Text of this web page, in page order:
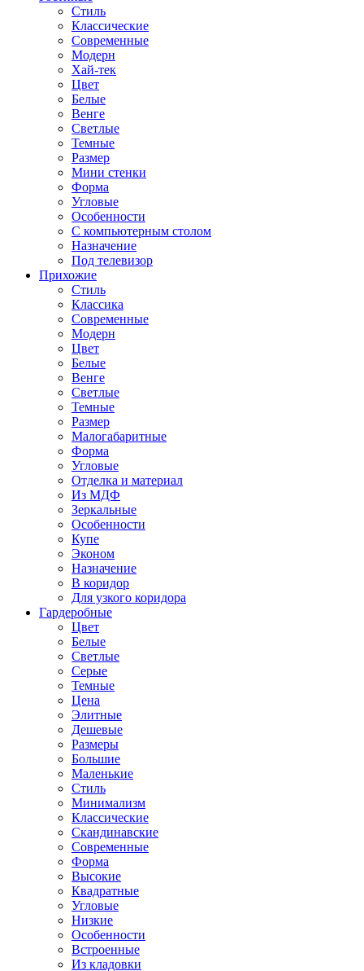
Стиль
Классические
Современные
Модерн
Хай-тек
Цвет
Белые
Венге
Светлые
Темные
Размер
Мини стенки
Форма
Угловые
Особенности
С компьютерным столом
Назначение
Под телевизор
Прихожие
Стиль
Классика
Современные
Модерн
Цвет
Белые
Венге
Светлые
Темные
Размер
Малогабаритные
Форма
Угловые
Отделка и материал
Из МДФ
Зеркальные
Особенности
Купе
Эконом
Назначение
В коридор
Для узкого коридора
Гардеробные
Цвет
Белые
Светлые
Серые
Темные
Цена
Элитные
Дешевые
Размеры
Большие
Маленькие
Стиль
Минимализм
Классические
Скандинавские
Современные
Форма
Высокие
Квадратные
Угловые
Низкие
Особенности
Встроенные
Из кладовки